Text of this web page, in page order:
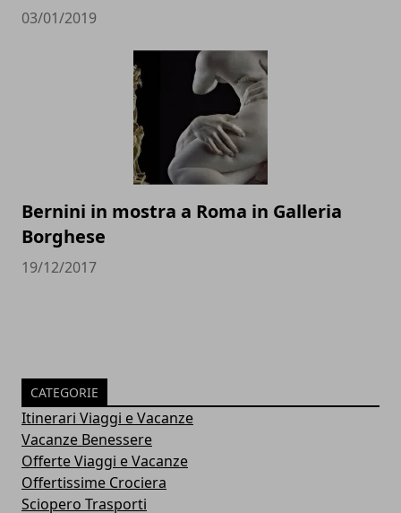
03/01/2019
Bernini in mostra a Roma in Galleria
Borghese
19/12/2017
CATEGORIE
Itinerari Viaggi e Vacanze
Vacanze Benessere
Offerte Viaggi e Vacanze
Offertissime Crociera
Sciopero Trasporti